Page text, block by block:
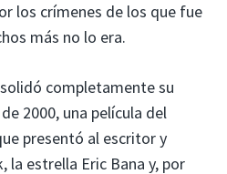
los crímenes de los que fue
más no lo era.
completamente su
2000, una película del
presentó al escritor y
la estrella Eric Bana y, por